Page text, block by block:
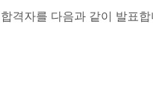
격자를 다음과 같이 발표